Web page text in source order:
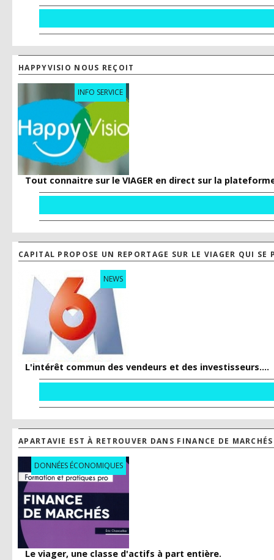
HAPPYVISIO NOUS REÇOIT
INFO SERVICE
Tout connaitre sur le VIAGER en direct sur la
CAPITAL PROPOSE UN REPORTAGE SUR LE VIAGER QUI SE
NEWS
L'intérêt commun des vendeurs et des investisseurs....
APARTAVIE EST À RETROUVER DANS FINANCE DE MARCHÉS
DONNÉES ÉCONOMIQUES
Le viager, une classe d'actifs à part entière.